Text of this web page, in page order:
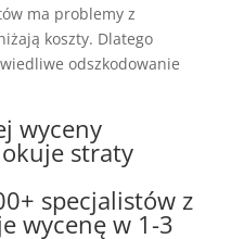
ma problemy z
koszty. Dlatego
odszkodowanie
wyceny
straty
specjalistów z
wycenę w 1-3